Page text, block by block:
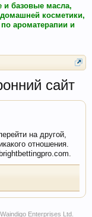
и базовые масла,
косметики,
ароматерапии и
сайт
на другой,
отношения.
Waindigo Enterprises Ltd.